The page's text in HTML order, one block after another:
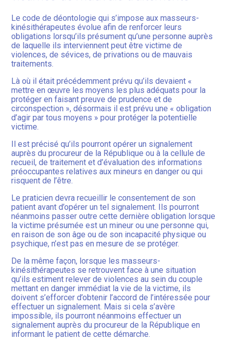
Le code de déontologie qui s’impose aux masseurs-
kinésithérapeutes évolue afin de renforcer leurs
obligations lorsqu’ils présument qu’une personne auprès
de laquelle ils interviennent peut être victime de
violences, de sévices, de privations ou de mauvais
traitements.
Là où il était précédemment prévu qu’ils devaient «
mettre en œuvre les moyens les plus adéquats pour la
protéger en faisant preuve de prudence et de
circonspection », désormais il est prévu une « obligation
d’agir par tous moyens » pour protéger la potentielle
victime.
Il est précisé qu’ils pourront opérer un signalement
auprès du procureur de la République ou à la cellule de
recueil, de traitement et d’évaluation des informations
préoccupantes relatives aux mineurs en danger ou qui
risquent de l’être.
Le praticien devra recueillir le consentement de son
patient avant d’opérer un tel signalement. Ils pourront
néanmoins passer outre cette dernière obligation lorsque
la victime présumée est un mineur ou une personne qui,
en raison de son âge ou de son incapacité physique ou
psychique, n’est pas en mesure de se protéger.
De la même façon, lorsque les masseurs-
kinésithérapeutes se retrouvent face à une situation
qu’ils estiment relever de violences au sein du couple
mettant en danger immédiat la vie de la victime, ils
doivent s’efforcer d’obtenir l’accord de l’intéressée pour
effectuer un signalement. Mais si cela s’avère
impossible, ils pourront néanmoins effectuer un
signalement auprès du procureur de la République en
informant le patient de cette démarche.